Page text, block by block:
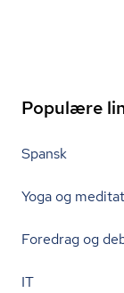
Populære
Spansk
Yoga og
Foredrag og
IT